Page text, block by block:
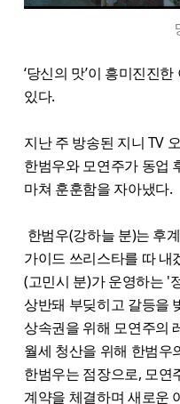
‘당신의 맛’이 흥미진진
있다.
지난 주 방송된 지니 TV
한범우와 모연주가 동업
마쳐 훈훈함을 자아냈다.
한범우(강하늘 분)는 후
가이드 쓰리스타를 따 내
(고민시 분)가 운영하는 '
상반돼 부딪히고 갈등을
상속권을 위해 모연주의
월세 청산을 위해 한범우
한범우는 점장으로, 모연
계약을 체결하며 새로운